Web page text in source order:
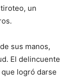
un
sus manos,
El delincuente
logró darse